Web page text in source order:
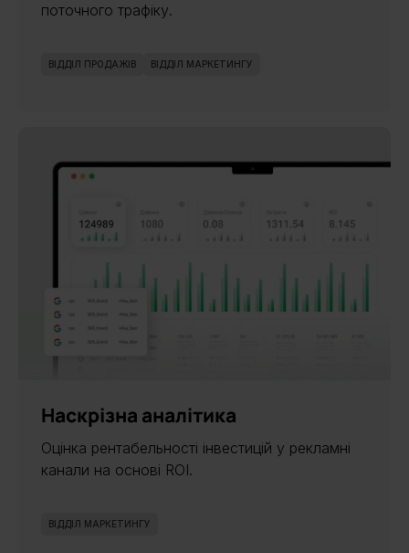
поточного трафіку.
ВІДДІЛ ПРОДАЖІВ ВІДДІЛ МАРКЕТИНГУ
Наскрізна аналітика
Оцінка рентабельності інвестицій у рекламні
канали на основі ROI.
ВІДДІЛ МАРКЕТИНГУ